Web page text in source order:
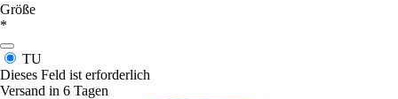
Größe
*
TU
Dieses Feld ist erforderlich
Versand in 6 Tagen